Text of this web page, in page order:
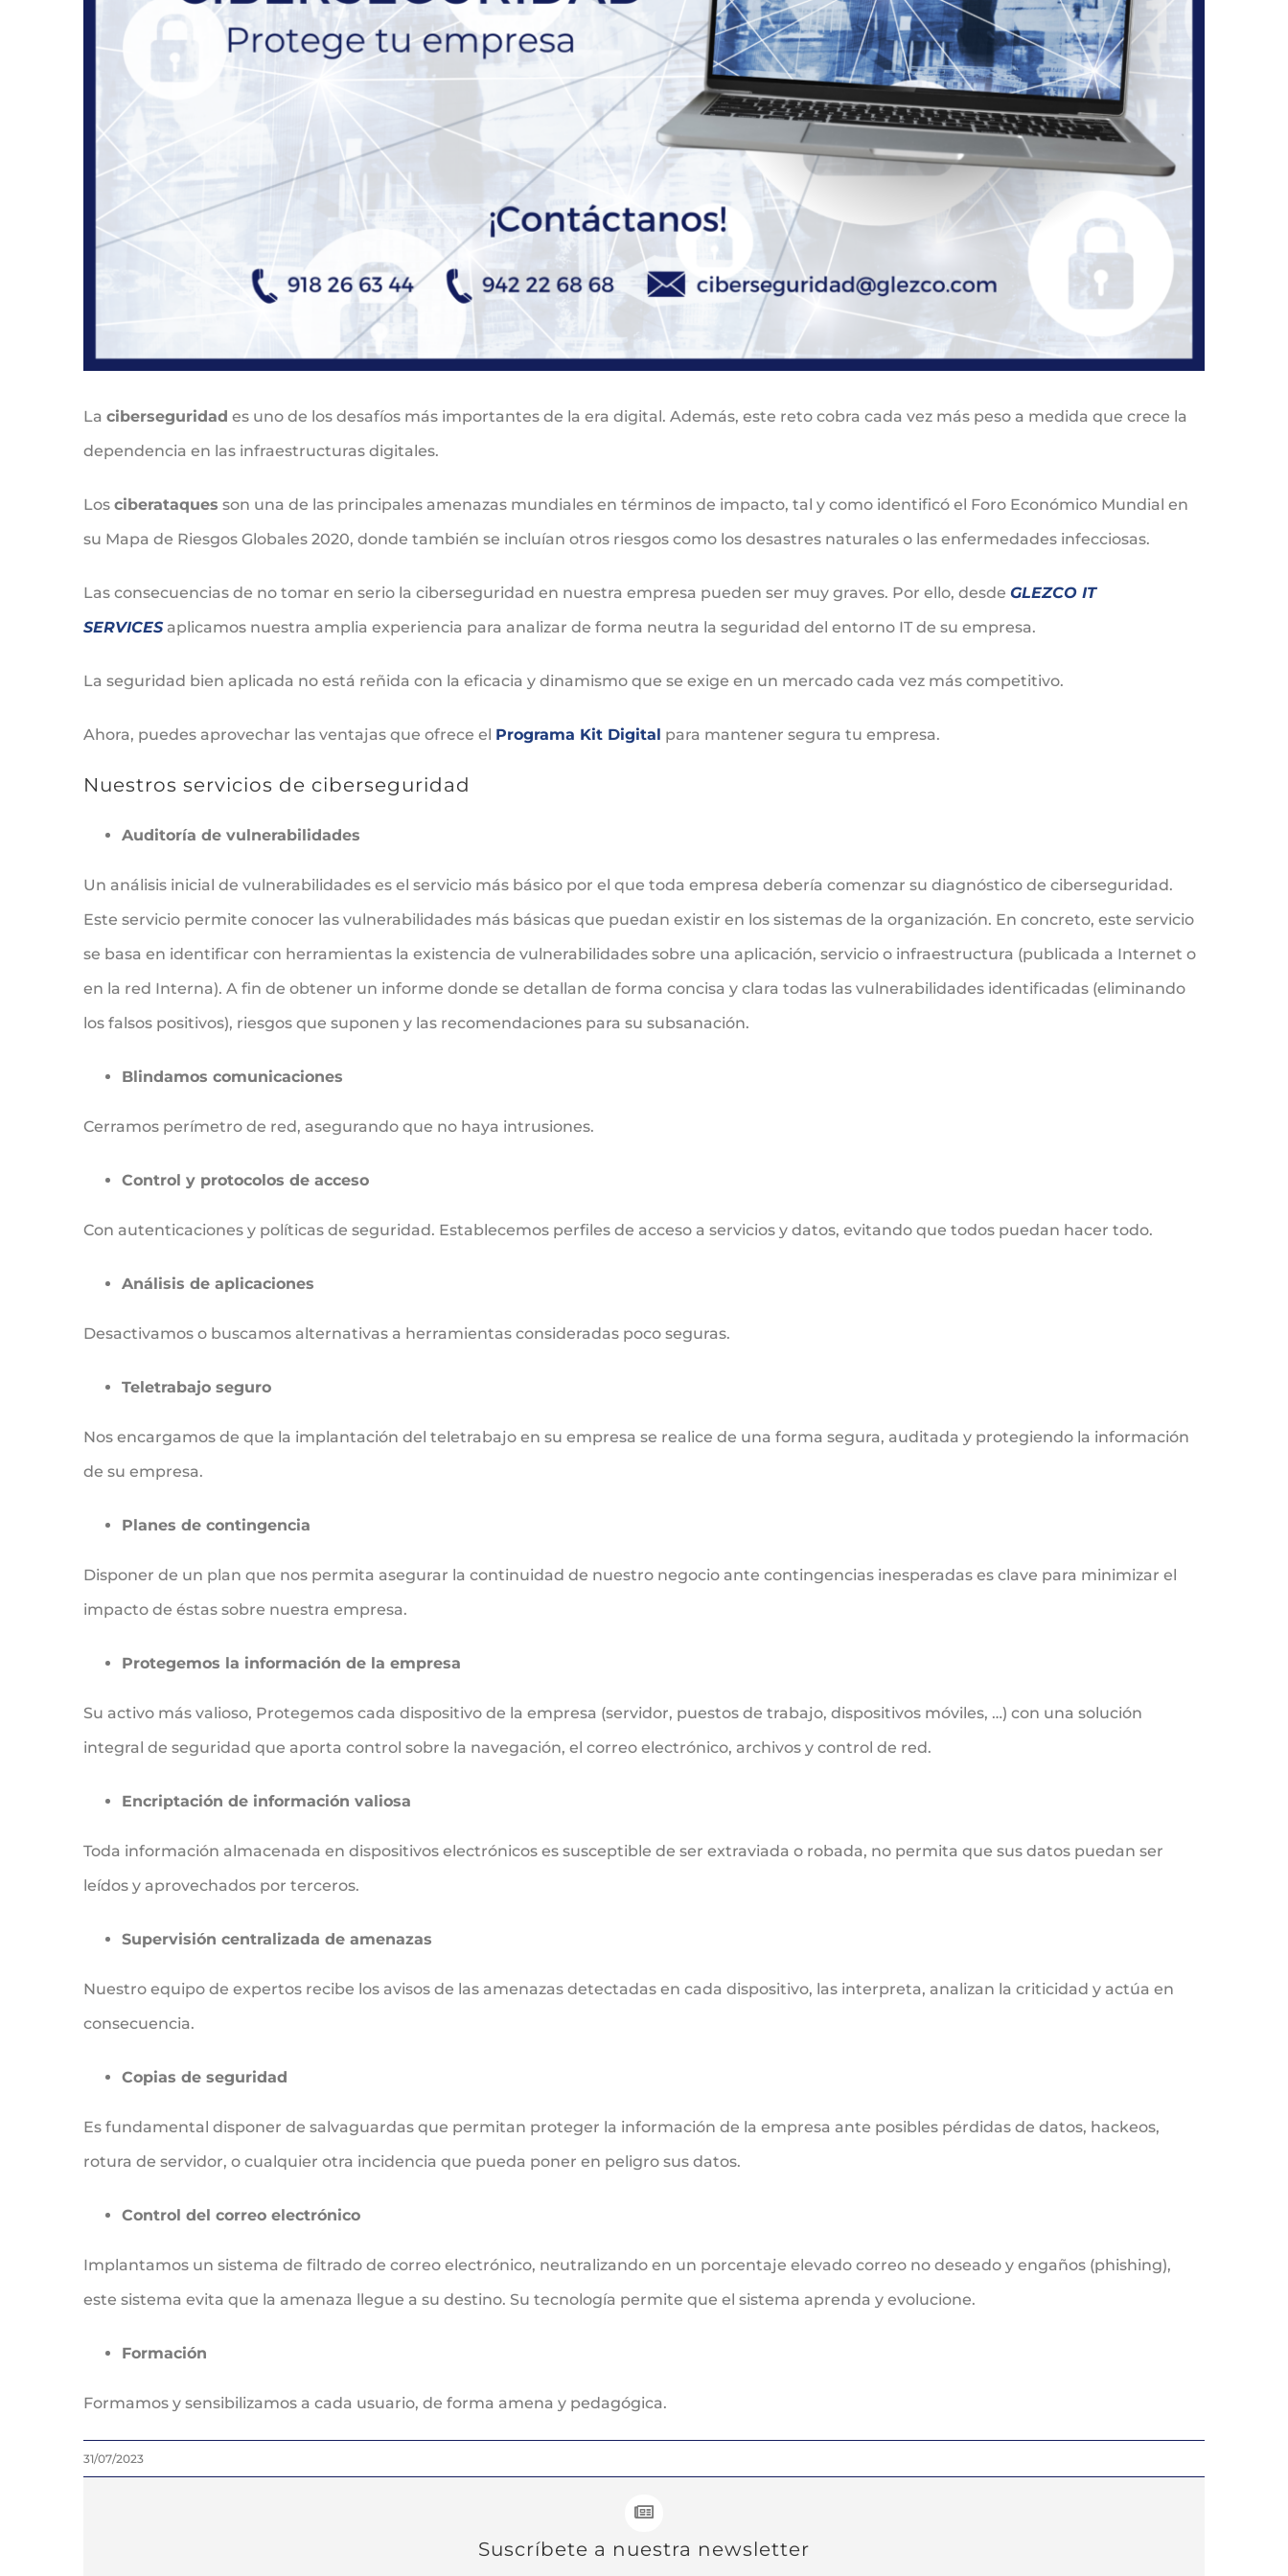
La ciberseguridad es uno de los desafíos más importantes de la era digital. Además, este reto cobra cada vez más peso a medida que crece la
dependencia en las infraestructuras digitales.
Los ciberataques son una de las principales amenazas mundiales en términos de impacto, tal y como identificó el Foro Económico Mundial en
su Mapa de Riesgos Globales 2020, donde también se incluían otros riesgos como los desastres naturales o las enfermedades infecciosas.
Las consecuencias de no tomar en serio la ciberseguridad en nuestra empresa pueden ser muy graves. Por ello, desde GLEZCO IT
SERVICESaplicamos nuestra amplia experiencia para analizar de forma neutra la seguridad del entorno IT de su empresa.
La seguridad bien aplicada no está reñida con la eficacia y dinamismo que se exige en un mercado cada vez más competitivo.
Ahora, puedes aprovechar las ventajas que ofrece el Programa Kit Digital para mantener segura tu empresa.
Nuestros servicios de ciberseguridad
Auditoría de vulnerabilidades
Un análisis inicial de vulnerabilidades es el servicio más básico por el que toda empresa debería comenzar su diagnóstico de ciberseguridad.
Este servicio permite conocer las vulnerabilidades más básicas que puedan existir en los sistemas de la organización. En concreto, este servicio
se basa en identificar con herramientas la existencia de vulnerabilidades sobre una aplicación, servicio o infraestructura (publicada a Internet o
en la red Interna). A fin de obtener un informe donde se detallan de forma concisa y clara todas las vulnerabilidades identificadas (eliminando
los falsos positivos), riesgos que suponen y las recomendaciones para su subsanación.
Blindamos comunicaciones
Cerramos perímetro de red, asegurando que no haya intrusiones.
Control y protocolos de acceso
Con autenticaciones y políticas de seguridad. Establecemos perfiles de acceso a servicios y datos, evitando que todos puedan hacer todo.
Análisis de aplicaciones
Desactivamos o buscamos alternativas a herramientas consideradas poco seguras.
Teletrabajo seguro
Nos encargamos de que la implantación del teletrabajo en su empresa se realice de una forma segura, auditada y protegiendo la información
de su empresa.
Planes de contingencia
Disponer de un plan que nos permita asegurar la continuidad de nuestro negocio ante contingencias inesperadas es clave para minimizar el
impacto de éstas sobre nuestra empresa.
Protegemos la información de la empresa
Su activo más valioso, Protegemos cada dispositivo de la empresa (servidor, puestos de trabajo, dispositivos móviles, …) con una solución
integral de seguridad que aporta control sobre la navegación, el correo electrónico, archivos y control de red.
Encriptación de información valiosa
Toda información almacenada en dispositivos electrónicos es susceptible de ser extraviada o robada, no permita que sus datos puedan ser
leídos y aprovechados por terceros.
Supervisión centralizada de amenazas
Nuestro equipo de expertos recibe los avisos de las amenazas detectadas en cada dispositivo, las interpreta, analizan la criticidad y actúa en
consecuencia.
Copias de seguridad
Es fundamental disponer de salvaguardas que permitan proteger la información de la empresa ante posibles pérdidas de datos, hackeos,
rotura de servidor, o cualquier otra incidencia que pueda poner en peligro sus datos.
Control del correo electrónico
Implantamos un sistema de filtrado de correo electrónico, neutralizando en un porcentaje elevado correo no deseado y engaños (phishing),
este sistema evita que la amenaza llegue a su destino. Su tecnología permite que el sistema aprenda y evolucione.
Formación
Formamos y sensibilizamos a cada usuario, de forma amena y pedagógica.
31/07/2023
Suscríbete a nuestra newsletter